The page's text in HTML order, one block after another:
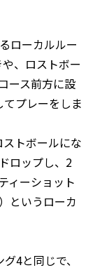
ローカルルー
、ロストボー
ース前方に設
プレーをしま
トボールにな
ロップし、2
ィーショット
というローカ
4と同じで、